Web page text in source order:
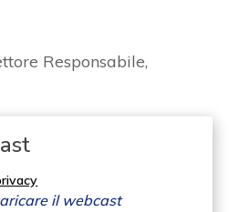
Responsabile,
il webcast